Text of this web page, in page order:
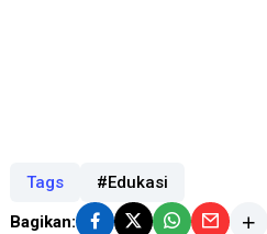
Tags #Edukasi
Bagikan: